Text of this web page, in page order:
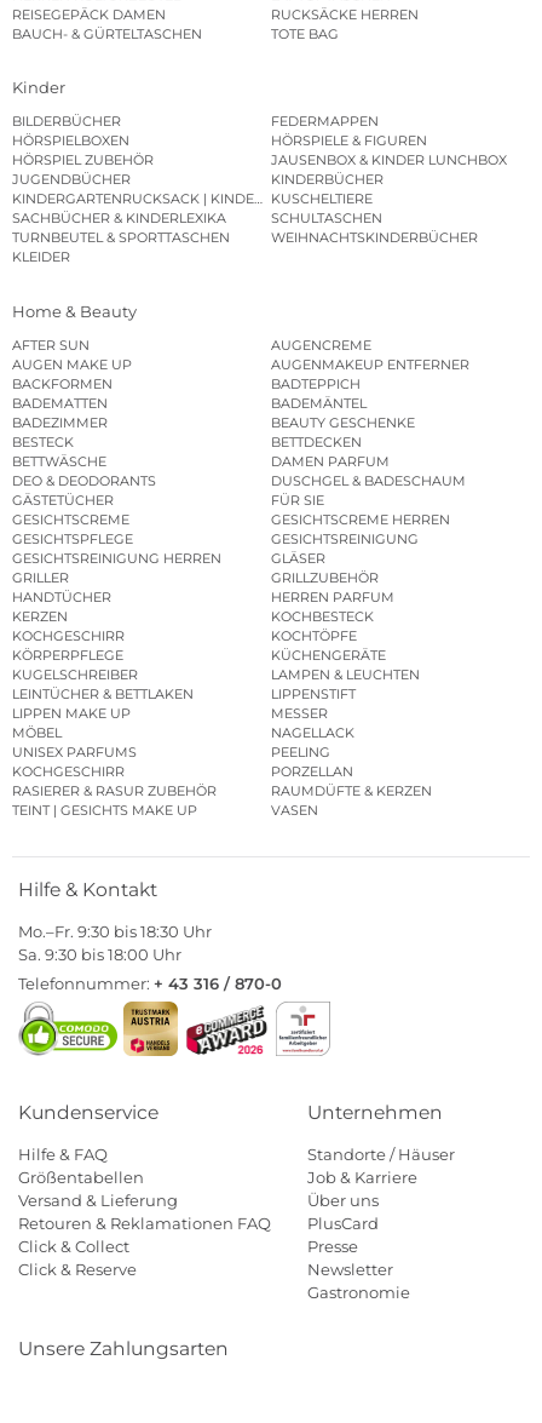
REISEGEPÄCK DAMEN
RUCKSÄCKE HERREN
BAUCH- & GÜRTELTASCHEN
TOTE BAG
Kinder
BILDERBÜCHER
FEDERMAPPEN
HÖRSPIELBOXEN
HÖRSPIELE & FIGUREN
HÖRSPIEL ZUBEHÖR
JAUSENBOX & KINDER LUNCHBOX
JUGENDBÜCHER
KINDERBÜCHER
KINDERGARTENRUCKSACK | KINDERGARTENBEUTEL
KUSCHELTIERE
SACHBÜCHER & KINDERLEXIKA
SCHULTASCHEN
TURNBEUTEL & SPORTTASCHEN
WEIHNACHTSKINDERBÜCHER
KLEIDER
Home & Beauty
AFTER SUN
AUGENCREME
AUGEN MAKE UP
AUGENMAKEUP ENTFERNER
BACKFORMEN
BADTEPPICH
BADEMATTEN
BADEMÄNTEL
BADEZIMMER
BEAUTY GESCHENKE
BESTECK
BETTDECKEN
BETTWÄSCHE
DAMEN PARFUM
DEO & DEODORANTS
DUSCHGEL & BADESCHAUM
GÄSTETÜCHER
FÜR SIE
GESICHTSCREME
GESICHTSCREME HERREN
GESICHTSPFLEGE
GESICHTSREINIGUNG
GESICHTSREINIGUNG HERREN
GLÄSER
GRILLER
GRILLZUBEHÖR
HANDTÜCHER
HERREN PARFUM
KERZEN
KOCHBESTECK
KOCHGESCHIRR
KOCHTÖPFE
KÖRPERPFLEGE
KÜCHENGERÄTE
KUGELSCHREIBER
LAMPEN & LEUCHTEN
LEINTÜCHER & BETTLAKEN
LIPPENSTIFT
LIPPEN MAKE UP
MESSER
MÖBEL
NAGELLACK
UNISEX PARFUMS
PEELING
KOCHGESCHIRR
PORZELLAN
RASIERER & RASUR ZUBEHÖR
RAUMDÜFTE & KERZEN
TEINT | GESICHTS MAKE UP
VASEN
Hilfe & Kontakt
Mo.–Fr. 9:30 bis 18:30 Uhr
Sa. 9:30 bis 18:00 Uhr
Telefonnummer: + 43 316 / 870-0
Kundenservice
Hilfe & FAQ
Größentabellen
Versand & Lieferung
Retouren & Reklamationen FAQ
Click & Collect
Click & Reserve
Unternehmen
Standorte / Häuser
Job & Karriere
Über uns
PlusCard
Presse
Newsletter
Gastronomie
Unsere Zahlungsarten